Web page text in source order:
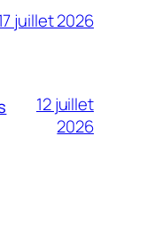
juillet 2026
12 juillet
2026